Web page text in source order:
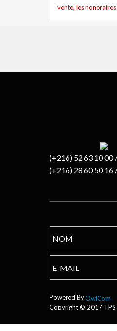
vente, les
(+216) 52 63 10 00
(+216) 28 60 50 16
Powered ByOwlCom
Copyright © 2017 TPS